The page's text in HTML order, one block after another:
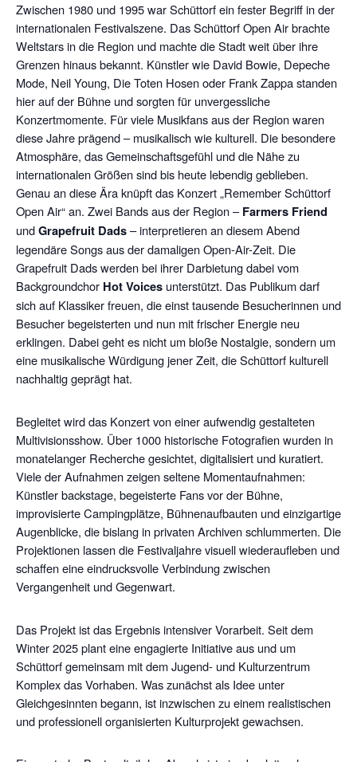
Zwischen 1980 und 1995 war Schüttorf ein fester Begriff in der
internationalen Festivalszene. Das Schüttorf Open Air brachte
Weltstars in die Region und machte die Stadt weit über ihre
Grenzen hinaus bekannt. Künstler wie David Bowie, Depeche
Mode, Neil Young, Die Toten Hosenoder Frank Zappastanden
hier auf der Bühne und sorgten für unvergessliche
Konzertmomente. Für viele Musikfans aus der Region waren
diese Jahre prägend – musikalisch wie kulturell. Die besondere
Atmosphäre, das Gemeinschaftsgefühl und die Nähe zu
internationalen Größen sind bis heute lebendig geblieben.
Genau an diese Ära knüpft das Konzert „Remember Schüttorf
Open Air“ an. Zwei Bands aus der Region –Farmers Friend
undGrapefruit Dads– interpretieren an diesem Abend
legendäre Songs aus der damaligen Open-Air-Zeit. Die
Grapefruit Dads werden bei ihrer Darbietung dabei vom
Backgroundchor Hot Voices unterstützt. Das Publikum darf
sich auf Klassiker freuen, die einst tausende Besucherinnen und
Besucher begeisterten und nun mit frischer Energie neu
erklingen. Dabei geht es nicht um bloße Nostalgie, sondern um
eine musikalische Würdigung jener Zeit, die Schüttorf kulturell
nachhaltig geprägt hat.
Begleitet wird das Konzert von einer aufwendig gestalteten
Multivisionsshow. Über 1000 historische Fotografien wurden in
monatelanger Recherche gesichtet, digitalisiert und kuratiert.
Viele der Aufnahmen zeigen seltene Momentaufnahmen:
Künstler backstage, begeisterte Fans vor der Bühne,
improvisierte Campingplätze, Bühnenaufbauten und einzigartige
Augenblicke, die bislang in privaten Archiven schlummerten. Die
Projektionen lassen die Festivaljahre visuell wiederaufleben und
schaffen eine eindrucksvolle Verbindung zwischen
Vergangenheit und Gegenwart.
Das Projekt ist das Ergebnis intensiver Vorarbeit. Seit dem
Winter 2025 plant eine engagierte Initiative aus und um
Schüttorf gemeinsam mit dem Jugend- und Kulturzentrum
Komplex das Vorhaben. Was zunächst als Idee unter
Gleichgesinnten begann, ist inzwischen zu einem realistischen
und professionell organisierten Kulturprojekt gewachsen.